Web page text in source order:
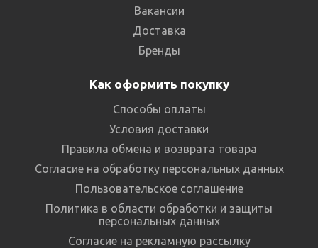
Вакансии
Доставка
Бренды
Как оформить покупку
Способы оплаты
Условия доставки
Правила обмена и возврата товара
Согласие на обработку персональных данных
Пользовательское соглашение
Политика в области обработки и защиты
персональных данных
Согласие на рекламную рассылку